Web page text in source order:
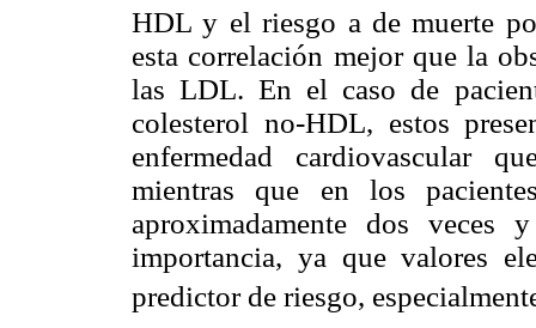
HDL y el riesgo a de muerte
esta correlación mejor que la
las LDL. En el caso de
colesterol no-HDL, estos
enfermedad cardiovascular
mientras que en los
aproximadamente dos
importancia, ya que valores
predictor de riesgo,